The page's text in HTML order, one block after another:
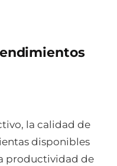
la calidad de
disponibles
productividad de